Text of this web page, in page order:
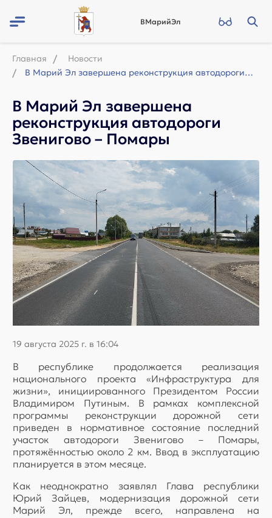
ВМарийЭл
Главная
Новости
В Марий Эл завершена реконструкция автодороги Звенигово – Помары
В Марий Эл завершена
реконструкция автодороги
Звенигово – Помары
19 августа 2025 г. в 16:04
В республике продолжается реализация
национального проекта «Инфраструктура для
жизни», инициированного Президентом России
Владимиром Путиным. В рамках комплексной
программы реконструкции дорожной сети
приведен в нормативное состояние последний
участок автодороги Звенигово – Помары,
протяжённостью около 2 км. Ввод в эксплуатацию
планируется в этом месяце.
Как неоднократно заявлял Глава республики
Юрий Зайцев, модернизация дорожной сети
Марий Эл, прежде всего, направлена на